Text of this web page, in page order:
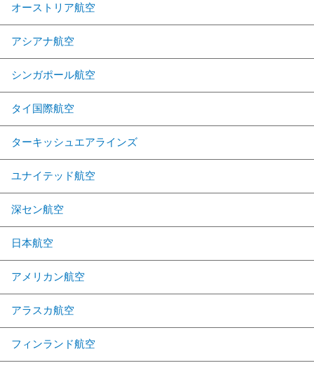
オーストリア航空
アシアナ航空
シンガポール航空
タイ国際航空
ターキッシュエアラインズ
ユナイテッド航空
深セン航空
日本航空
アメリカン航空
アラスカ航空
フィンランド航空